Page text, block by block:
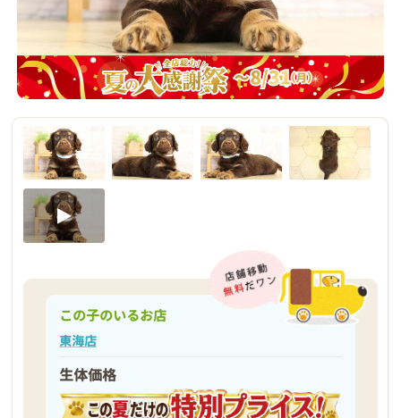
この子のいるお店
東海店
生体価格